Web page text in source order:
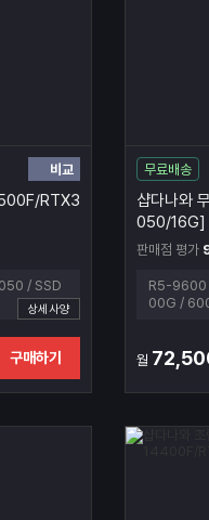
비교
RTX3
/ SSD
상세사양
구매하기
무료배송
샵다나와
050/16G]
판매점 평가
R5-9600
00G /
월